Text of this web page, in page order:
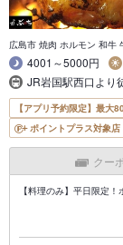
広島市 焼肉 ホルモン 和牛
4001～5000円
JR岩国駅西口より
【アプリ予約限定】最大
ポイントプラス対象店
クー
【料理のみ】平日限定